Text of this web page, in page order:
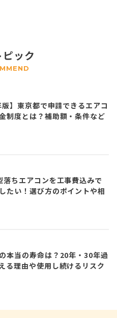
ック
版】東京都で申請できるエアコ
制度とは？補助額・条件など
落ちエアコンを工事費込みで
たい！選び方のポイントや相
本当の寿命は？20年・30年過
る理由や使用し続けるリスク